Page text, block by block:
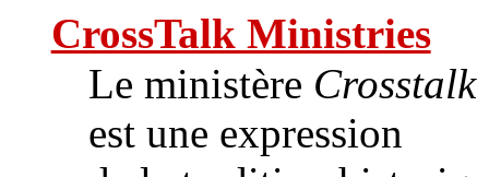
CrossTalk Ministries
Le ministère Crosstalk
est une expression